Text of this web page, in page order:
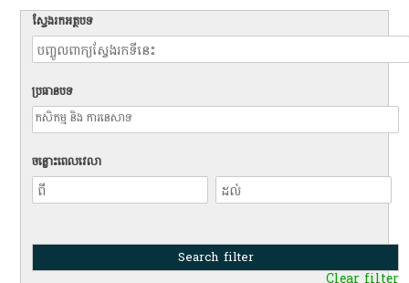
ស្វែងរកអត្ថបទ
ប្រធានបទ
ចន្លោះពេលវេលា